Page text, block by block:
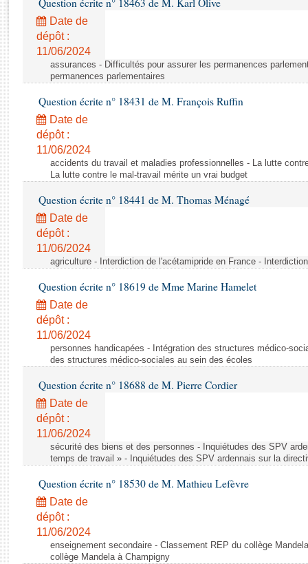
Rapports d'enquête
Rapports législatifs
Rapports sur l'application des lois
Baromètre de l’application des lois
Budget et sécurité sociale
Questions écrites et orales
Comptes rendus des débats
Question écrite n° 18463 de M. Karl Olive
Date de
dépôt :
11/06/2024
assurances - Difficultés pour assurer les permanences
permanences parlementaires
Question écrite n° 18431 de M. François Ruffin
Date de
dépôt :
11/06/2024
accidents du travail et maladies professionnelles - La lutte
La lutte contre le mal-travail mérite un vrai budget
Question écrite n° 18441 de M. Thomas Ménagé
Date de
dépôt :
11/06/2024
agriculture - Interdiction de l'acétamipride en France -
Question écrite n° 18619 de Mme Marine Hamelet
Date de
dépôt :
11/06/2024
personnes handicapées - Intégration des structures médico-
des structures médico-sociales au sein des écoles
Question écrite n° 18688 de M. Pierre Cordier
Date de
dépôt :
11/06/2024
sécurité des biens et des personnes - Inquiétudes des SPV
temps de travail » - Inquiétudes des SPV ardennais sur la
Question écrite n° 18530 de M. Mathieu Lefèvre
Date de
dépôt :
11/06/2024
enseignement secondaire - Classement REP du collège
collège Mandela à Champigny